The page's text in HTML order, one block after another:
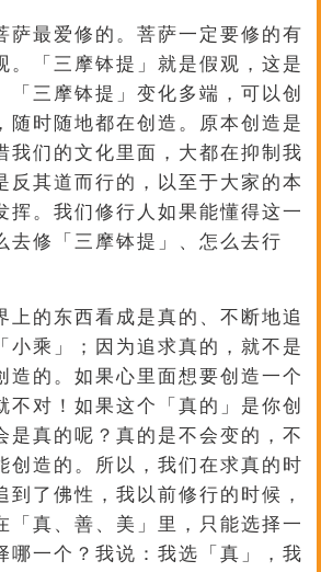
萨最爱修的。菩萨一定要修的有
。「三摩钵提」就是假观，这是
「三摩钵提」变化多端，可以创
随时随地都在创造。原本创造是
我们的文化里面，大都在抑制我
反其道而行的，以至于大家的本
挥。我们修行人如果能懂得这一
去修「三摩钵提」、怎么去行
上的东西看成是真的、不断地追
小乘」；因为追求真的，就不是
造的。如果心里面想要创造一个
不对！如果这个「真的」是你创
是真的呢？真的是不会变的，不
创造的。所以，我们在求真的时
到了佛性，我以前修行的时候，
「真、善、美」里，只能选择一
哪一个？我说：我选「真」，我